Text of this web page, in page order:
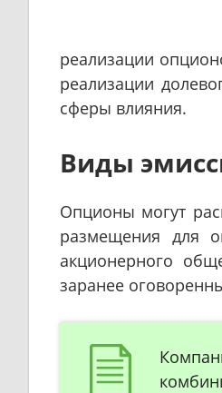
реализации
реализации
сферы влияния.
Виды
Опционы могут
размещения для
акционерного
заранее